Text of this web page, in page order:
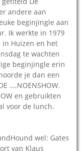
andere aan
beginjingle aan
Ik werkte in 1979
Huizen en het
te wachten
beginjingle erin
je dan een
….NOENSHOW.
en gebruikten
voor de lunch.
wel: Gates
van Klaus